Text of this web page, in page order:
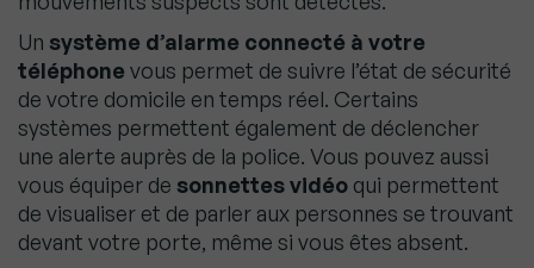
Un système d’alarme connecté à votre
téléphone vous permet de suivre l’état de sécurité
de votre domicile en temps réel. Certains
systèmes permettent également de déclencher
une alerte auprès de la police. Vous pouvez aussi
vous équiper de sonnettes vidéo qui permettent
de visualiser et de parler aux personnes se trouvant
devant votre porte, même si vous êtes absent.